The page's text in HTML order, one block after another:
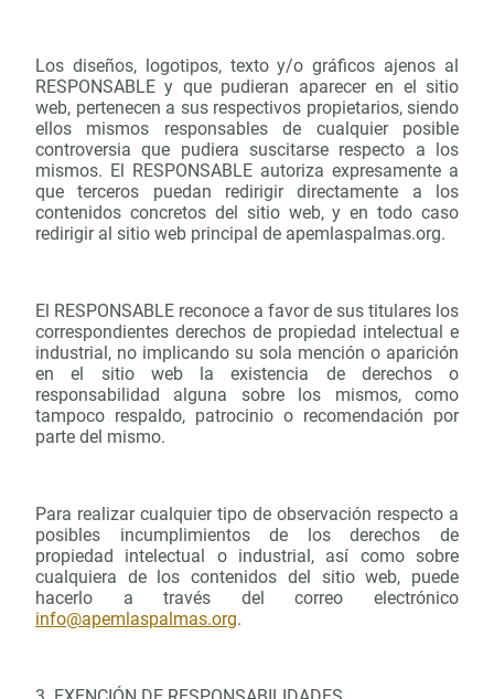
Los diseños, logotipos, texto y/o gráficos ajenos al
RESPONSABLE y que pudieran aparecer en el sitio
web, pertenecen a sus respectivos propietarios, siendo
ellos mismos responsables de cualquier posible
controversia que pudiera suscitarse respecto a los
mismos. El RESPONSABLE autoriza expresamente a
que terceros puedan redirigir directamente a los
contenidos concretos del sitio web, y en todo caso
redirigir al sitio web principal de apemlaspalmas.org.
El RESPONSABLE reconoce a favor de sus titulares los
correspondientes derechos de propiedad intelectual e
industrial, no implicando su sola mención o aparición
en el sitio web la existencia de derechos o
responsabilidad alguna sobre los mismos, como
tampoco respaldo, patrocinio o recomendación por
parte del mismo.
Para realizar cualquier tipo de observación respecto a
posibles incumplimientos de los derechos de
propiedad intelectual o industrial, así como sobre
cualquiera de los contenidos del sitio web, puede
hacerlo a través del correo electrónico
info@apemlaspalmas.org.